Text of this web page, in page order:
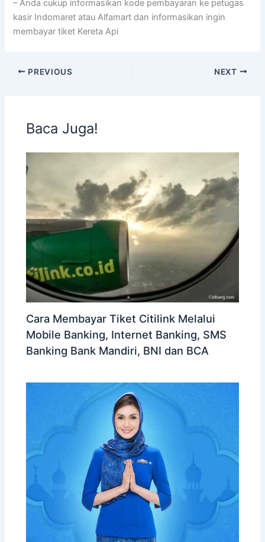
– Anda cukup informasikan kode pembayaran ke petugas
kasir Indomaret atau Alfamart dan informasikan ingin
membayar tiket Kereta Api
PREVIOUS NEXT
Baca Juga!
Cara Membayar Tiket Citilink Melalui
Mobile Banking, Internet Banking, SMS
Banking Bank Mandiri, BNI dan BCA